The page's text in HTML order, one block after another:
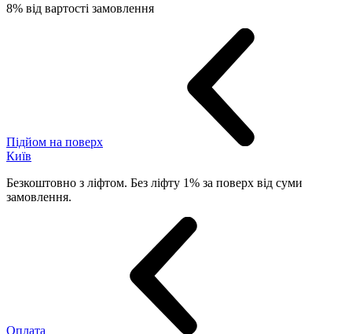
8% від вартості замовлення
Підйом на поверх
Київ
Безкоштовно з ліфтом. Без ліфту 1% за поверх від суми
замовлення.
Оплата